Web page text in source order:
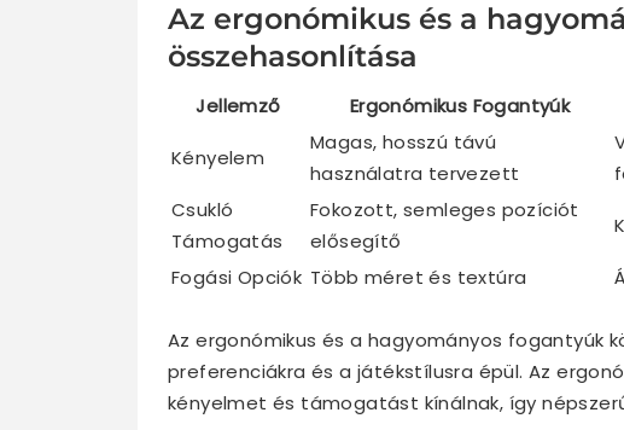
Az ergonómikus és a
összehasonlítása
Jellemző Ergonómikus Fogantyúk
Kényelem
Magas, hosszú távú
használatra tervezett
Csukló
Támogatás
Fokozott, semleges pozíciót
elősegítő
Fogási Opciók Több méret és textúra
Az ergonómikus és a hagyományos fogantyúk
preferenciákra és a játékstílusra épül. Az
kényelmet és támogatást kínálnak, így